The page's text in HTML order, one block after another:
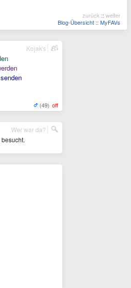
zurück :: weiter
Blog-Übersicht :: MyFAVs
(49) off
Kojak's
Wer war da?